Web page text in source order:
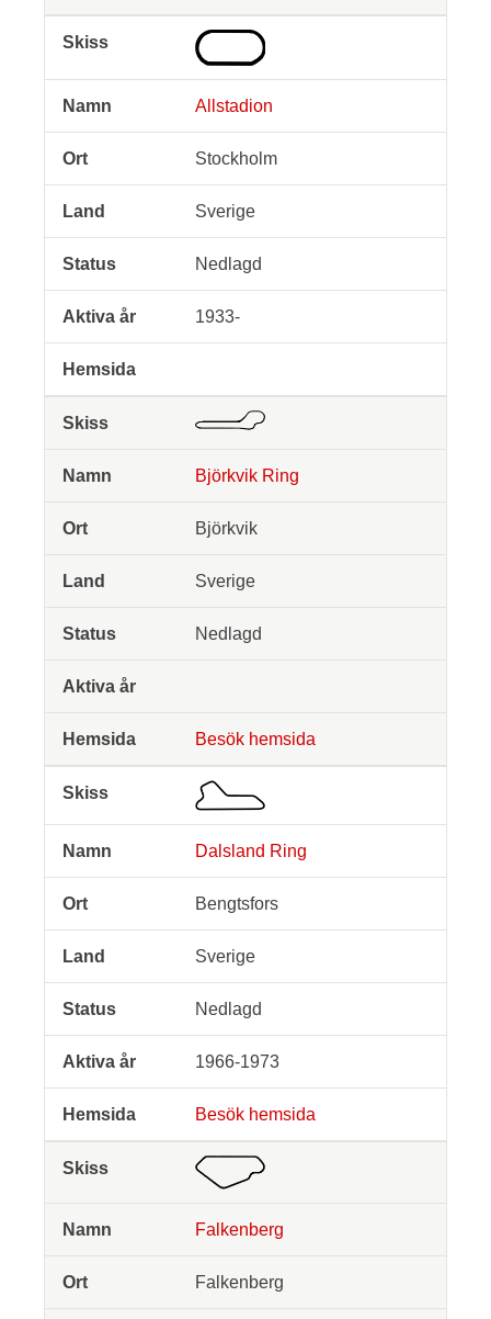
Allstadion
Stockholm
Sverige
Nedlagd
1933-
Björkvik Ring
Björkvik
Sverige
Nedlagd
Besök hemsida
Dalsland Ring
Bengtsfors
Sverige
Nedlagd
1966-1973
Besök hemsida
Falkenberg
Falkenberg